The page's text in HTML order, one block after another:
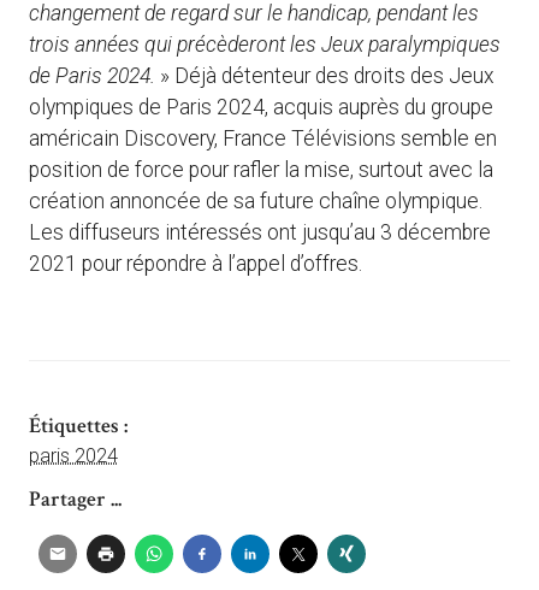
changement de regard sur le handicap, pendant les
trois années qui précèderont les Jeux paralympiques
de Paris 2024. » Déjà détenteur des droits des Jeux
olympiques de Paris 2024, acquis auprès du groupe
américain Discovery, France Télévisions semble en
position de force pour rafler la mise, surtout avec la
création annoncée de sa future chaîne olympique.
Les diffuseurs intéressés ont jusqu’au 3 décembre
2021 pour répondre à l’appel d’offres.
Étiquettes :
paris 2024
Partager ...